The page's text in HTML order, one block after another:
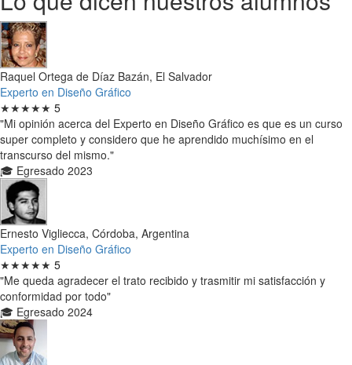
Raquel Ortega de Díaz Bazán, El Salvador
Experto en Diseño Gráfico
★★★★★ 5
"Mi opinión acerca del Experto en Diseño Gráfico es que es un curso
super completo y considero que he aprendido muchísimo en el
transcurso del mismo."
🎓 Egresado 2023
Ernesto Vigliecca, Córdoba, Argentina
Experto en Diseño Gráfico
★★★★★ 5
"Me queda agradecer el trato recibido y trasmitir mi satisfacción y
conformidad por todo"
🎓 Egresado 2024